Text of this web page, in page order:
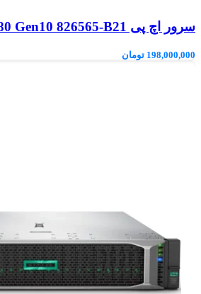
سرور اچ پی DL380 Gen10 826565-B21
198,000,000 تومان